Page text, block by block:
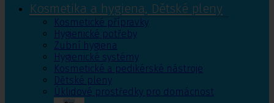
Kosmetika a hygiena, Dětské pleny
Kosmetické přípravky
Hygienické potřeby
Zubní hygiena
Hygienické systémy
Kosmetické a pedikérské nástroje
Dětské pleny
Úklidové prostředky pro domácnost